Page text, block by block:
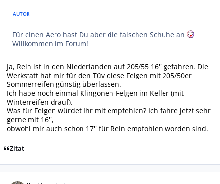
AUTOR
Für einen Aero hast Du aber die falschen Schuhe an
Willkommen im Forum!
Ja, Rein ist in den Niederlanden auf 205/55 16'' gefahren. Die
Werkstatt hat mir für den Tüv diese Felgen mit 205/50er
Sommerreifen günstig überlassen.
Ich habe noch einmal Klingonen-Felgen im Keller (mit
Winterreifen drauf).
Was für Felgen würdet Ihr mit empfehlen? Ich fahre jetzt sehr
gerne mit 16'',
obwohl mir auch schon 17'' für Rein empfohlen worden sind.
Zitat